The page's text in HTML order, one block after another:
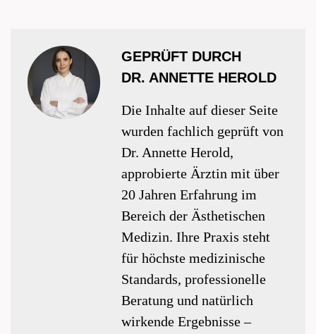
GEPRÜFT DURCH
DR. ANNETTE HEROLD
Die Inhalte auf dieser Seite
wurden fachlich geprüft von
Dr. Annette Herold,
approbierte Ärztin mit über
20 Jahren Erfahrung im
Bereich der Ästhetischen
Medizin. Ihre Praxis steht
für höchste medizinische
Standards, professionelle
Beratung und natürlich
wirkende Ergebnisse –